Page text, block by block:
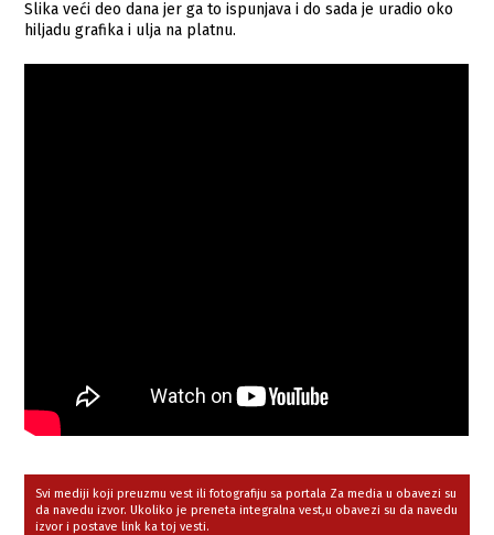
Slika veći deo dana jer ga to ispunjava i do sada je uradio oko
hiljadu grafika i ulja na platnu.
Svi mediji koji preuzmu vest ili fotografiju sa portala Za media u obavezi su
da navedu izvor. Ukoliko je preneta integralna vest,u obavezi su da navedu
izvor i postave link ka toj vesti.